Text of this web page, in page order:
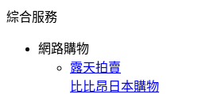
綜合服務
網路購物
露天拍賣
比比昂日本購物